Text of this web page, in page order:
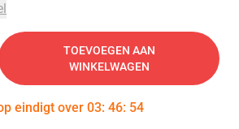
TOEVOEGEN AAN
WINKELWAGEN
eindigt over 03: 46: 54